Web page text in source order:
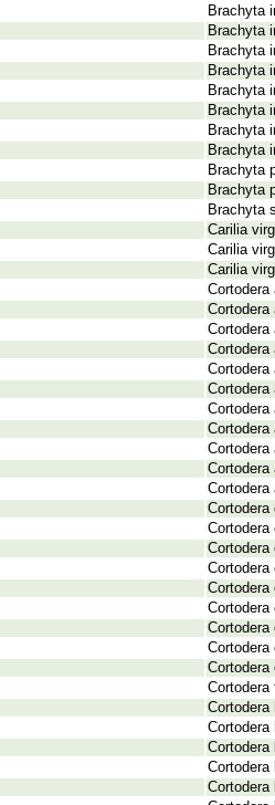
Brachyta
Brachyta
Brachyta
Brachyta
Brachyta
Brachyta
Brachyta
Brachyta
Brachyta
Brachyta
Brachyta
Carilia
Carilia
Carilia
Cortodera
Cortodera
Cortodera
Cortodera
Cortodera
Cortodera
Cortodera
Cortodera
Cortodera
Cortodera
Cortodera
Cortodera
Cortodera
Cortodera
Cortodera